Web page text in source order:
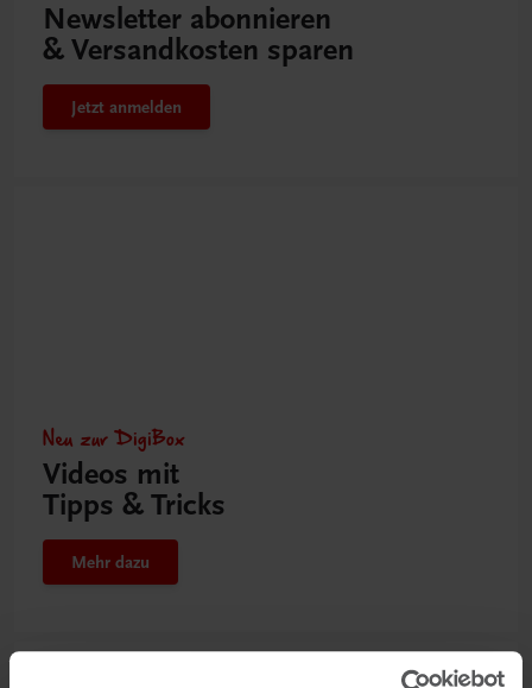
Newsletter abonnieren
& Versandkosten sparen
Jetzt anmelden
Neu zur DigiBox
Videos mit
Tipps & Tricks
Mehr dazu